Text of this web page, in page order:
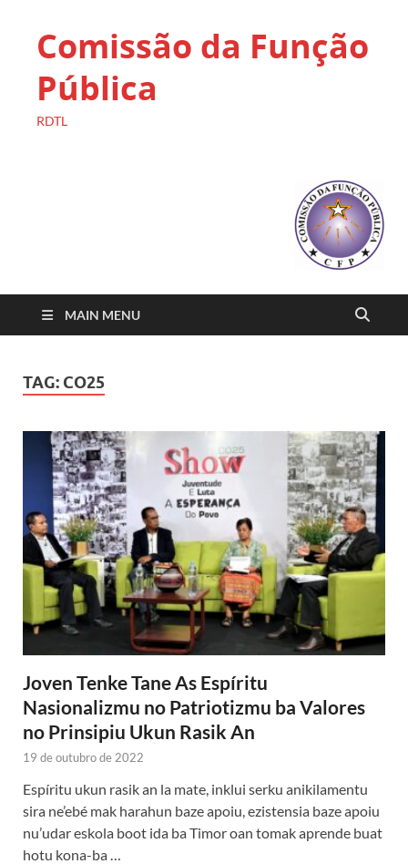
Comissão da Função
Pública
RDTL
MAIN MENU
TAG: CO25
Joven Tenke Tane As Espíritu
Nasionalizmu no Patriotizmu ba Valores
no Prinsipiu Ukun Rasik An
19 de outubro de 2022
Espíritu ukun rasik an la mate, inklui serku anikilamentu
sira ne’ebé mak harahun baze apoiu, ezistensia baze apoiu
nu’udar eskola boot ida ba Timor oan tomak aprende buat
hotu kona-ba …